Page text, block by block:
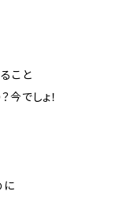
こと
でしょ！
に